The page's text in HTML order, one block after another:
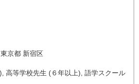
京都 新宿区
高等学校先生 (６年以上), 語学スクール